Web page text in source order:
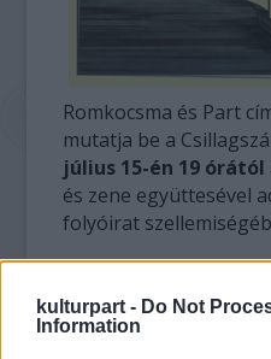
kulturpart - Do Not
Information
Romkocsma és Part
mutatja be a
július 15-én 19 órától
és zene együttesével
folyóirat
Podmaniczky Szilárd
Verseivel